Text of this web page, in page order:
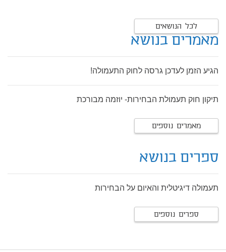
לכל הנושאים
מאמרים בנושא
הגיע הזמן לעדכן גרסה לחוק התעמולה!
תיקון חוק תעמולת הבחירות- יוזמה מבורכת
מאמרים נוספים
ספרים בנושא
תעמולה דיגיטלית והאיום על הבחירות
ספרים נוספים